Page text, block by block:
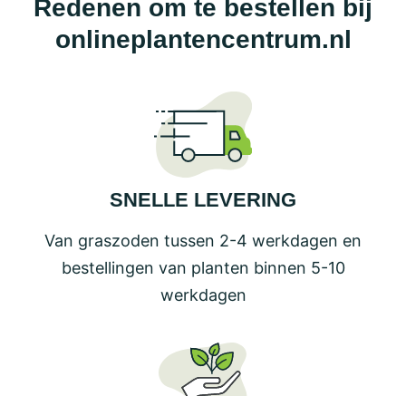
Redenen om te bestellen bij
onlineplantencentrum.nl
SNELLE LEVERING
Van graszoden tussen 2-4 werkdagen en
bestellingen van planten binnen 5-10
werkdagen